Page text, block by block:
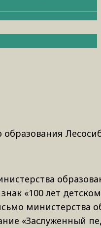
образования
«100 лет
министерства
«Заслуженный